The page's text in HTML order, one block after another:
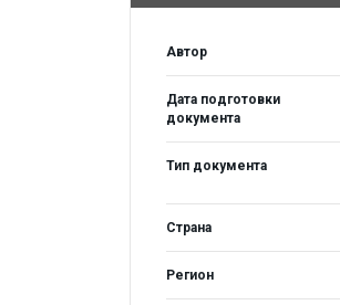
Автор
Дата подготовки
документа
Тип документа
Страна
Регион